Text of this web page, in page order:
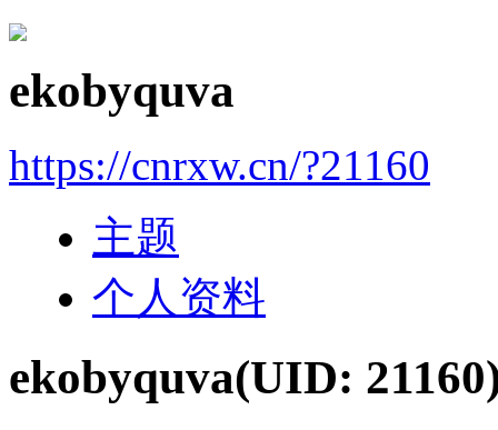
ekobyquva
https://cnrxw.cn/?21160
主题
个人资料
ekobyquva(UID: